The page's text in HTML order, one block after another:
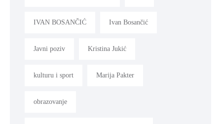
IVAN BOSANČIĆ Ivan Bosančić
Javni poziv Kristina Jukić
kulturu i sport Marija Pakter
obrazovanje